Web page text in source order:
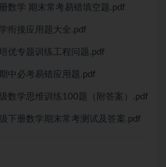
数学 期末常考易错填空题.pdf
衔接应用题大全.pdf
优专题训练工程问题.pdf
中必考易错应用题.pdf
数学思维训练100题（附答案）.pdf
下册数学期末常考测试及答案.pdf